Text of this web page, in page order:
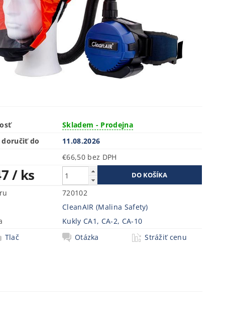
Skladem - Prodejna
doručiť do
11.08.2026
€66,50 bez DPH
/ ks
720102
CleanAIR (Malina Safety)
Kukly CA1, CA-2, CA-10
Tlač
Otázka Strážiť cenu